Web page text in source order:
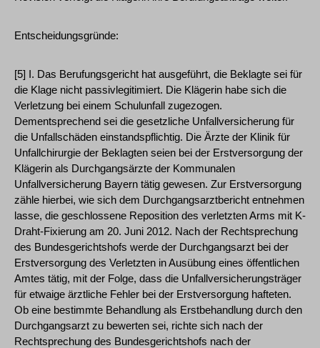
Entscheidungsgründe:
[5] I. Das Berufungsgericht hat ausgeführt, die Beklagte sei für
die Klage nicht passivlegitimiert. Die Klägerin habe sich die
Verletzung bei einem Schulunfall zugezogen.
Dementsprechend sei die gesetzliche Unfallversicherung für
die Unfallschäden einstandspflichtig. Die Ärzte der Klinik für
Unfallchirurgie der Beklagten seien bei der Erstversorgung der
Klägerin als Durchgangsärzte der Kommunalen
Unfallversicherung Bayern tätig gewesen. Zur Erstversorgung
zähle hierbei, wie sich dem Durchgangsarztbericht entnehmen
lasse, die geschlossene Reposition des verletzten Arms mit K-
Draht-Fixierung am 20. Juni 2012. Nach der Rechtsprechung
des Bundesgerichtshofs werde der Durchgangsarzt bei der
Erstversorgung des Verletzten in Ausübung eines öffentlichen
Amtes tätig, mit der Folge, dass die Unfallversicherungsträger
für etwaige ärztliche Fehler bei der Erstversorgung hafteten.
Ob eine bestimmte Behandlung als Erstbehandlung durch den
Durchgangsarzt zu bewerten sei, richte sich nach der
Rechtsprechung des Bundesgerichtshofs nach der